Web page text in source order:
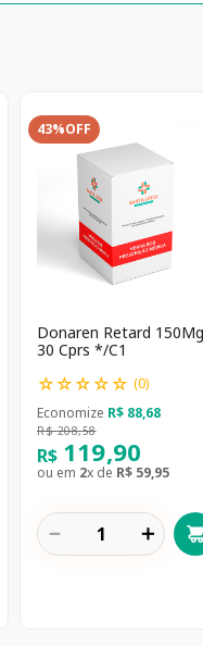
43%OFF
Donaren Retard 150Mg
30 Cprs */C1
☆☆☆☆☆ (0)
Economize R$ 88,68
R$ 208,58
R$ 119,90
ou em 2x de R$ 59,95
＋
－